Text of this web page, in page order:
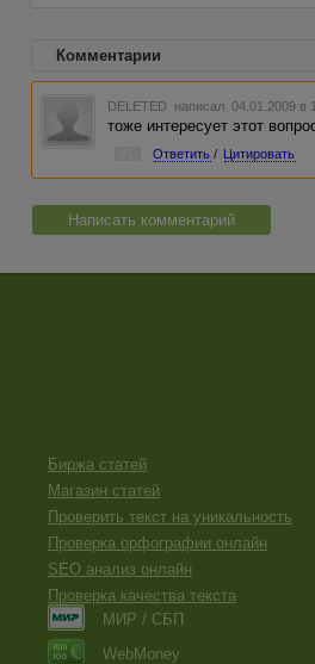
Комментарии
DELETED написал 04.01.2009 в
тоже интересует этот
Ответить / Цитировать
Написать комментарий
Биржа статей
Магазин статей
Проверить текст на уникальность
Проверка орфографии онлайн
SEO анализ онлайн
Проверка качества текста
МИР / СБП
WebMoney